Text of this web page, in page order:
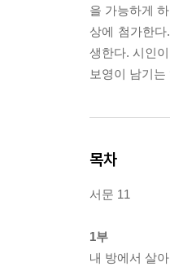
을 가능하게
상에 첨가한
생한다. 시인
보영이 남기는
목차
서문 11
1부
내 방에서 살